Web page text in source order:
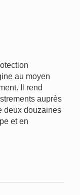
au moyen
Il rend
auprès
deux douzaines
et en